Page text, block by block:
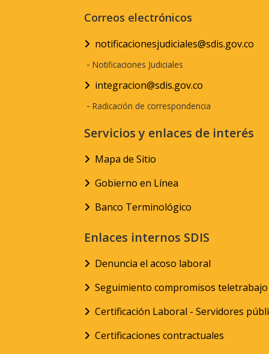
Correos electrónicos
notificacionesjudiciales@sdis.gov.co
- Notificaciones Judiciales
integracion@sdis.gov.co
- Radicación de correspondencia
Servicios y enlaces de interés
Mapa de Sitio
Gobierno en Línea
Banco Terminológico
Enlaces internos SDIS
Denuncia el acoso laboral
Seguimiento compromisos teletrabajo
Certificación Laboral - Servidores
Certificaciones contractuales